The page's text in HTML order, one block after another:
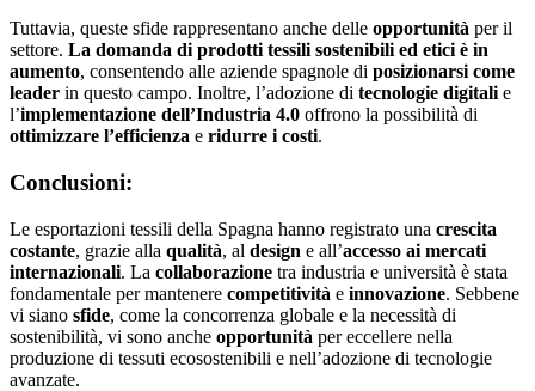
Tuttavia, queste sfide rappresentano anche delle opportunità per il
settore. La domanda di prodotti tessili sostenibili ed etici è in
aumento, consentendo alle aziende spagnole di posizionarsi come
leader in questo campo. Inoltre, l’adozione di tecnologie digitalie
l’implementazione dell’Industria 4.0 offrono la possibilità di
ottimizzare l’efficienza e ridurre i costi.
Conclusioni:
Le esportazioni tessili della Spagna hanno registrato una crescita
costante, grazie alla qualità, al design e all’accesso ai mercati
internazionali. La collaborazione tra industria e università è stata
fondamentale per mantenere competitività e innovazione. Sebbene
vi siano sfide, come la concorrenza globale e la necessità di
sostenibilità, vi sono anche opportunità per eccellere nella
produzione di tessuti ecosostenibili e nell’adozione di tecnologie
avanzate.